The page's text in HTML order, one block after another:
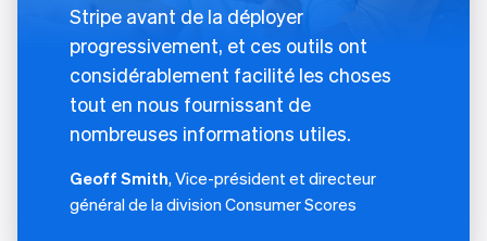
Stripe avant de la déployer
progressivement, et ces outils ont
considérablement facilité les choses
tout en nous fournissant de
nombreuses informations utiles.
Geoff Smith, Vice-président et directeur
général de la division Consumer Scores